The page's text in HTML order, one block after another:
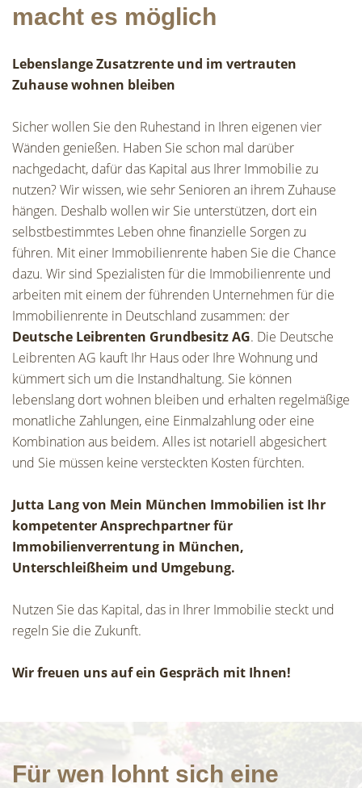
macht es möglich
Lebenslange Zusatzrente und im vertrauten
Zuhause wohnen bleiben
Sicher wollen Sie den Ruhestand in Ihren eigenen vier
Wänden genießen. Haben Sie schon mal darüber
nachgedacht, dafür das Kapital aus Ihrer Immobilie zu
nutzen? Wir wissen, wie sehr Senioren an ihrem Zuhause
hängen. Deshalb wollen wir Sie unterstützen, dort ein
selbstbestimmtes Leben ohne finanzielle Sorgen zu
führen. Mit einer Immobilienrente haben Sie die Chance
dazu. Wir sind Spezialisten für die Immobilienrente und
arbeiten mit einem der führenden Unternehmen für die
Immobilienrente in Deutschland zusammen: der
Deutsche Leibrenten Grundbesitz AG. Die Deutsche
Leibrenten AG kauft Ihr Haus oder Ihre Wohnung und
kümmert sich um die Instandhaltung. Sie können
lebenslang dort wohnen bleiben und erhalten regelmäßige
monatliche Zahlungen, eine Einmalzahlung oder eine
Kombination aus beidem. Alles ist notariell abgesichert
und Sie müssen keine versteckten Kosten fürchten.
Jutta Lang von Mein München Immobilien ist Ihr
kompetenter Ansprechpartner für
Immobilienverrentung in München,
Unterschleißheim und Umgebung.
Nutzen Sie das Kapital, das in Ihrer Immobilie steckt und
regeln Sie die Zukunft.
Wir freuen uns auf ein Gespräch mit Ihnen!
Für wen lohnt sich eine